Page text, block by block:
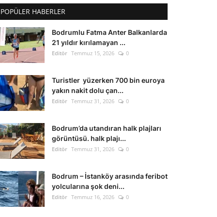
POPÜLER HABERLER
Bodrumlu Fatma Anter Balkanlarda
21 yıldır kırılamayan ...
Editör Temmuz 15, 2026 0
Turistler yüzerken 700 bin euroya
yakın nakit dolu çan...
Editör Temmuz 31, 2026 0
Bodrum’da utandıran halk plajları
görüntüsü. halk plajı...
Editör Temmuz 31, 2026 0
Bodrum – İstanköy arasında feribot
yolcularına şok deni...
Editör Temmuz 16, 2026 0